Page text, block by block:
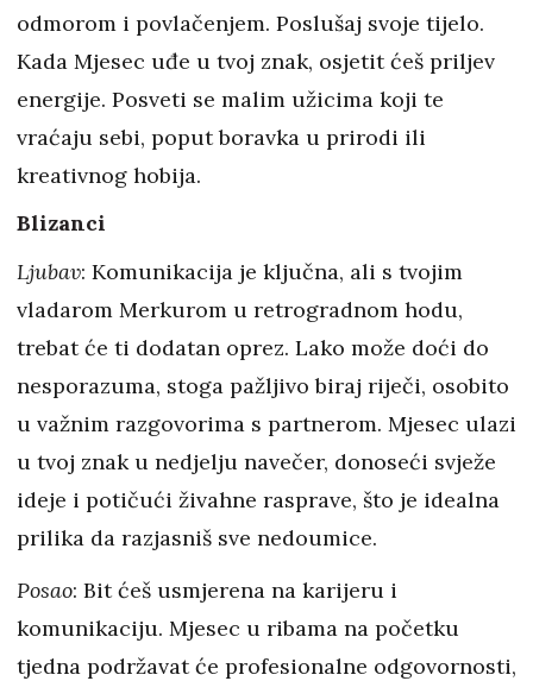
odmorom i povlačenjem. Poslušaj svoje tijelo.
Kada Mjesec uđe u tvoj znak, osjetit ćeš priljev
energije. Posveti se malim užicima koji te
vraćaju sebi, poput boravka u prirodi ili
kreativnog hobija.
Blizanci
Ljubav: Komunikacija je ključna, ali s tvojim
vladarom Merkurom u retrogradnom hodu,
trebat će ti dodatan oprez. Lako može doći do
nesporazuma, stoga pažljivo biraj riječi, osobito
u važnim razgovorima s partnerom. Mjesec ulazi
u tvoj znak u nedjelju navečer, donoseći svježe
ideje i potičući živahne rasprave, što je idealna
prilika da razjasniš sve nedoumice.
Posao: Bit ćeš usmjerena na karijeru i
komunikaciju. Mjesec u ribama na početku
tjedna podržavat će profesionalne odgovornosti,